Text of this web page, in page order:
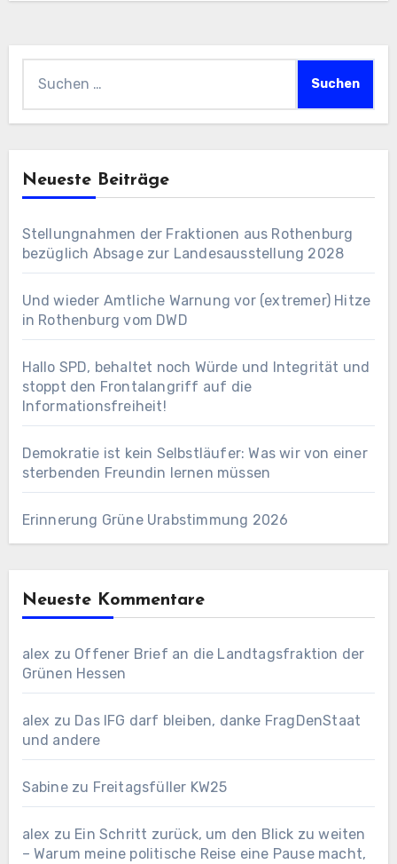
Neueste Beiträge
Stellungnahmen der Fraktionen aus Rothenburg
bezüglich Absage zur Landesausstellung 2028
Und wieder Amtliche Warnung vor (extremer) Hitze
in Rothenburg vom DWD
Hallo SPD, behaltet noch Würde und Integrität und
stoppt den Frontalangriff auf die
Informationsfreiheit!
Demokratie ist kein Selbstläufer: Was wir von einer
sterbenden Freundin lernen müssen
Erinnerung Grüne Urabstimmung 2026
Neueste Kommentare
alex zu Offener Brief an die Landtagsfraktion der
Grünen Hessen
alex zu Das IFG darf bleiben, danke FragDenStaat
und andere
Sabinezu Freitagsfüller KW25
alex zu Ein Schritt zurück, um den Blick zu weiten
– Warum meine politische Reise eine Pause macht,